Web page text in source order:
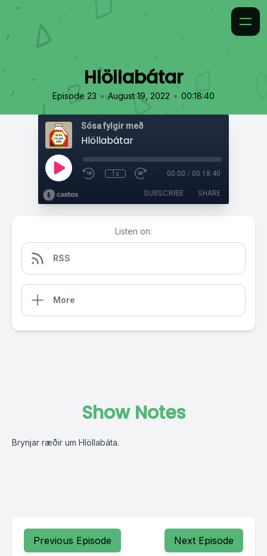
Hlöllabátar
Episode 23 • August 19, 2022 • 00:18:40
Sósa fylgir með
Hlöllabátar
1x 00:00 / 00:18:40
SUBSCRIBE SHARE
Listen on:
RSS
More
Show Notes
Brynjar ræðir um Hlöllabáta.
Previous Episode Next Episode